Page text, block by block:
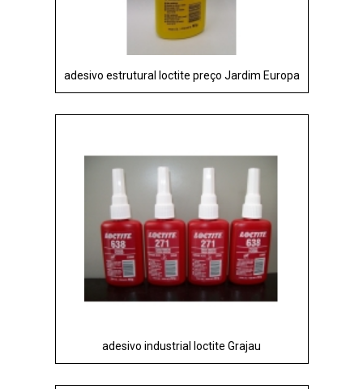
adesivo estrutural loctite preço Jardim Europa
adesivo industrial loctite Grajau